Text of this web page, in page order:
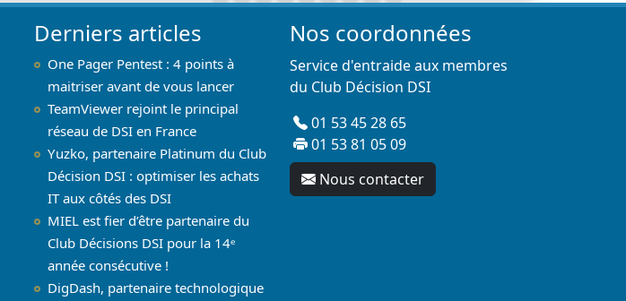
Derniers articles
One Pager Pentest : 4 points à
maitriser avant de vous lancer
TeamViewer rejoint le principal
réseau de DSI en France
Yuzko, partenaire Platinum du Club
Décision DSI : optimiser les achats
IT aux côtés des DSI
MIEL est fier d’être partenaire du
Club Décisions DSI pour la 14ᵉ
année consécutive !
DigDash, partenaire technologique
Nos coordonnées
Service d'entraide aux membres
du Club Décision DSI
01 53 45 28 65
01 53 81 05 09
Nous contacter